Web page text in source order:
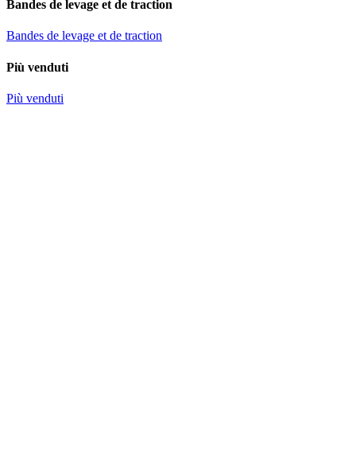
Bandes de levage et de traction
Bandes de levage et de traction
Più venduti
Più venduti